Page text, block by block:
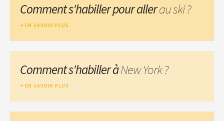
Comment s'habiller pour allerau ski ?
EN SAVOIR PLUS
Comment s'habiller àNew York ?
EN SAVOIR PLUS